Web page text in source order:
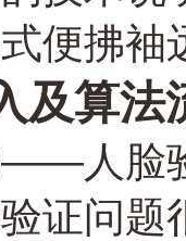
便拂袖
及算法
人脸
证问题